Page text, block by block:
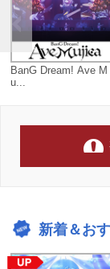
BanG Dream! Ave M
u...
新着＆お